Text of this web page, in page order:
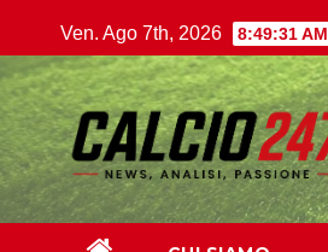
al
contenuto
Ven. Ago 7th, 2026 8:49:33 AM